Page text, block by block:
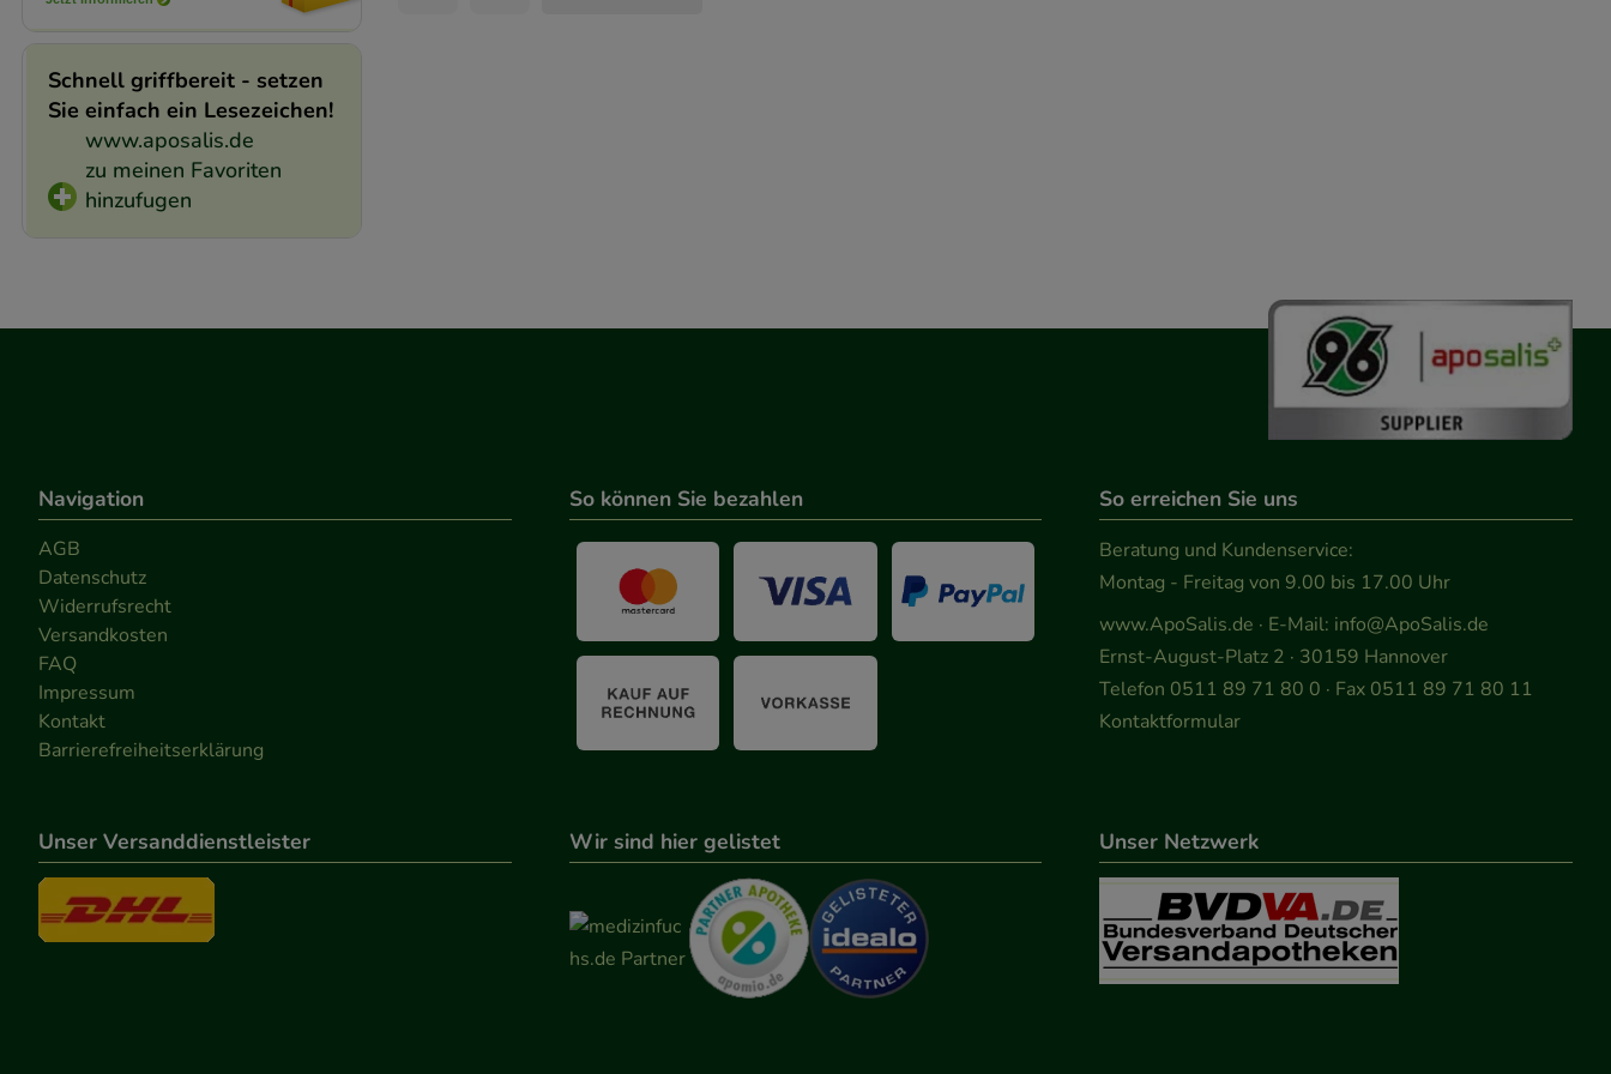
Schnell griffbereit - setzen
Sie einfach ein Lesezeichen!
www.aposalis.de
zu meinen Favoriten
hinzufugen
Navigation
AGB
Datenschutz
Widerrufsrecht
Versandkosten
FAQ
Impressum
Kontakt
Barrierefreiheitserklärung
So können Sie bezahlen So erreichen Sie uns
Beratung und Kundenservice:
Montag - Freitag von 9.00 bis 17.00 Uhr
www.ApoSalis.de · E-Mail: info@ApoSalis.de
Ernst-August-Platz 2 · 30159 Hannover
Telefon 0511 89 71 80 0 · Fax 0511 89 71 80 11
Kontaktformular
Unser Versanddienstleister Wir sind hier gelistet Unser Netzwerk